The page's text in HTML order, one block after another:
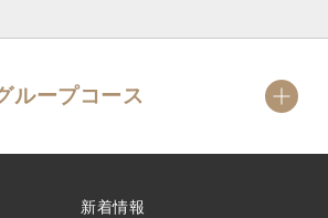
ループコース
新着情報